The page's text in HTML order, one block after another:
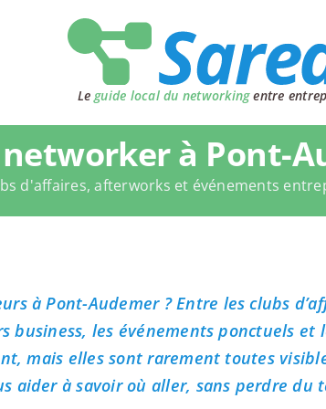
Le guide local du networkingentre
à Pont-
d'affaires, afterworks et événements
à Pont-Audemer ? Entre les clubs
business, les événements ponctuels et
mais elles sont rarement toutes
aider à savoir où aller, sans perdre du